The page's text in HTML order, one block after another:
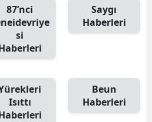
87’nci
si
Saygı
Haberleri
Isıttı
Beun
Haberleri